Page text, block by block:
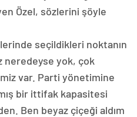
Özel, sözlerini şöyle
seçildikleri noktanın
neredeyse yok, çok
var. Parti yönetimine
bir ittifak kapasitesi
Ben beyaz çiçeği aldım